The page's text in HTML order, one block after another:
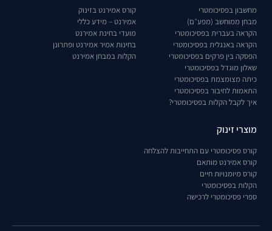
מחשבון בפסיכומטרי
מבחן ממוחשב (מפע״ם)
הקראה בעברית בפסיכומטרי
הקראה באנגלית בפסיכומטרי
הפסקה בין פרקים בפסיכומטרי
שאלון מוגדל בפסיכומטרי
כיתה מצומצמת בפסיכומטרי
התאמות לחיבור בפסיכומטרי
איך לקבל הקלות בפסיכומטרי?
קורס אמירנט בזינוק
אמירנט – מידע כללי
מועדי בחינת אמירנט
בחינות אמיר אמירנט ופתרונן
הקלות במבחן אמירנט
מוצרי זינוק
קורס פסיכומטרי עם התחייבות להצלחה
קורס אמירנט מותאם
קורס מיומנויות חיים
הקלות בפסיכומטרי
ספרי פסיכומטרי לרכישה